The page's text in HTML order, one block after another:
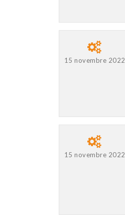
15 novembre 2022
15 novembre 2022